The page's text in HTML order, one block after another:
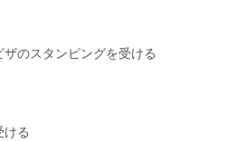
ザのスタンピングを受ける
ける